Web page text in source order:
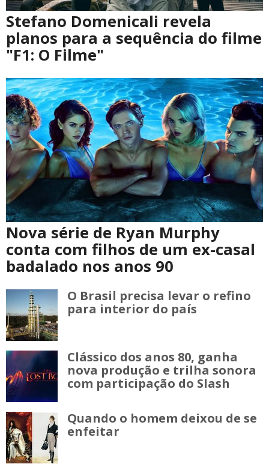
Stefano Domenicali revela
planos para a sequência do filme
"F1: O Filme"
Nova série de Ryan Murphy
conta com filhos de um ex-casal
badalado nos anos 90
O Brasil precisa levar o refino
para interior do país
Clássico dos anos 80, ganha
nova produção e trilha sonora
com participação do Slash
Quando o homem deixou de se
enfeitar